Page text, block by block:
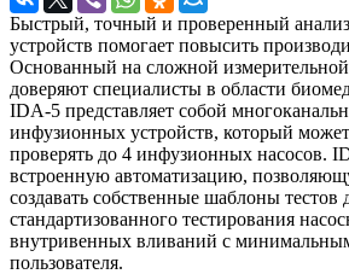
Быстрый, точный и проверенный
устройств помогает повысить
Основанный на сложной
доверяют специалисты в области
IDA-5 представляет собой
инфузионных устройств, который
проверять до 4 инфузионных насосов.
встроенную автоматизацию,
создавать собственные шаблоны тестов
стандартизованного тестирования
внутривенных вливаний с
пользователя.